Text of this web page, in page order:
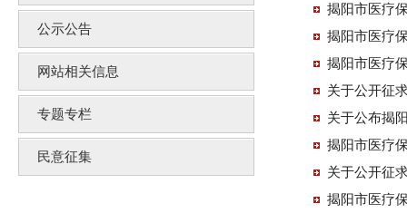
公示公告
网站相关信息
专题专栏
民意征集
揭阳市医疗
揭阳市医疗
揭阳市医疗
关于公布揭
揭阳市医疗